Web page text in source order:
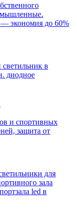
экономия до 60%
в
диодное
и спортивных
защита от
для
зала
led в